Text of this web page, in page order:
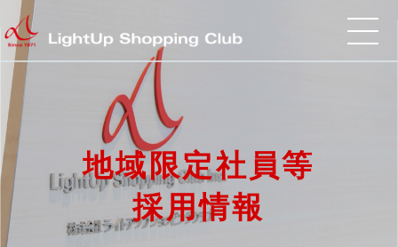
地域限定社員等
採用情報